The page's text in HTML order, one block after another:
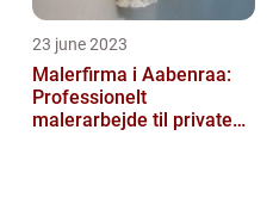
23 june 2023
Malerfirma i Aabenraa:
Professionelt
malerarbejde til private